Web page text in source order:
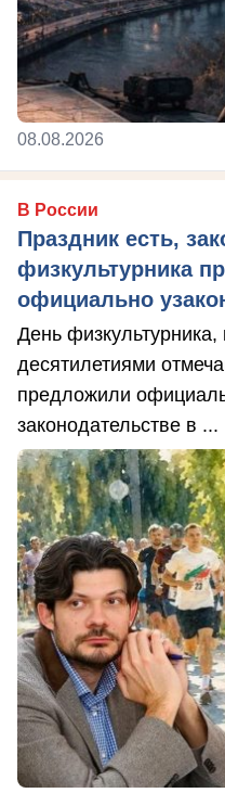
08.08.2026
В России
Праздник есть,
физкультурника
официально
День
десятилетиями
предложили
законодательстве в ...